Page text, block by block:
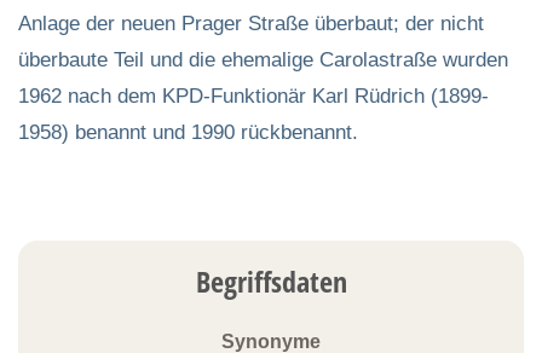
Anlage der neuen Prager Straße überbaut; der nicht
überbaute Teil und die ehemalige Carolastraße wurden
1962 nach dem KPD-Funktionär Karl Rüdrich (1899-
1958) benannt und 1990 rückbenannt.
Begriffsdaten
Synonyme